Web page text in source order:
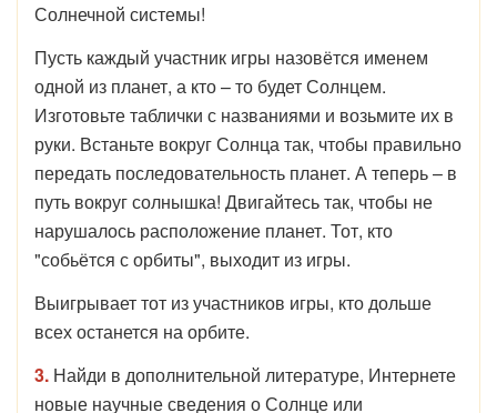
Солнечной системы!
Пусть каждый участник игры назовётся именем
одной из планет, а кто – то будет Солнцем.
Изготовьте таблички с названиями и возьмите их в
руки. Встаньте вокруг Солнца так, чтобы правильно
передать последовательность планет. А теперь – в
путь вокруг солнышка! Двигайтесь так, чтобы не
нарушалось расположение планет. Тот, кто
"собьётся с орбиты", выходит из игры.
Выигрывает тот из участников игры, кто дольше
всех останется на орбите.
3. Найди в дополнительной литературе, Интернете
новые научные сведения о Солнце или